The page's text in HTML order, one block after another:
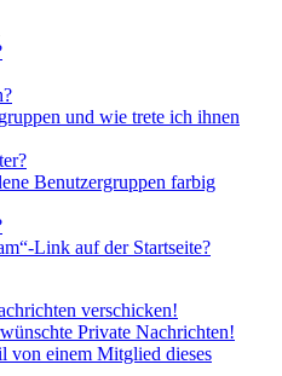
und wie trete ich ihnen
Benutzergruppen farbig
Link auf der Startseite?
verschicken!
Private Nachrichten!
von einem Mitglied dieses